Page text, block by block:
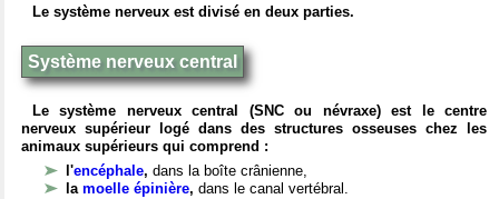
Le système nerveux est divisé en deux parties.
Système nerveux central
Le système nerveux central (SNC ou névraxe) est le centre
nerveux supérieur logé dans des structures osseuses chez les
animaux supérieurs qui comprend :
l'encéphale, dans la boîte crânienne,
la moelle épinière, dans le canal vertébral.